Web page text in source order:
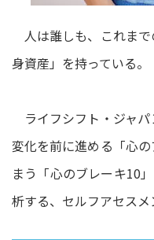
人は誰しも、これま
身資産」を持っている。
ライフシフト・ジャパ
変化を前に進める「心
まう「心のブレーキ10
析する、セルフアセスメ